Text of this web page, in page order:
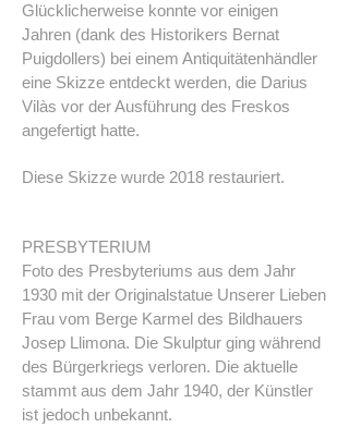
Glücklicherweise konnte vor einigen
Jahren (dank des Historikers Bernat
Puigdollers) bei einem Antiquitätenhändler
eine Skizze entdeckt werden, die Darius
Vilàs vor der Ausführung des Freskos
angefertigt hatte.
Diese Skizze wurde 2018 restauriert.
PRESBYTERIUM
Foto des Presbyteriums aus dem Jahr
1930 mit der Originalstatue Unserer Lieben
Frau vom Berge Karmel des Bildhauers
Josep Llimona. Die Skulptur ging während
des Bürgerkriegs verloren. Die aktuelle
stammt aus dem Jahr 1940, der Künstler
ist jedoch unbekannt.